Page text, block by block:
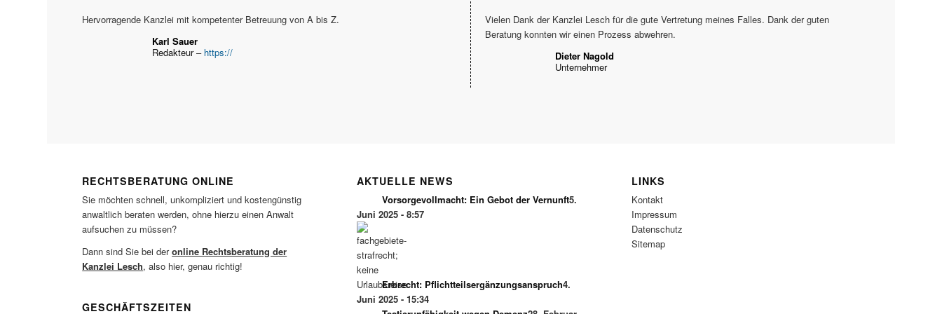
Hervorragende Kanzlei mit kompetenter Betreuung von A bis Z.
Karl Sauer
Redakteur– https://
Vielen Dank der Kanzlei Lesch für die gute Vertretung meines Falles. Dank der guten
Beratung konnten wir einen Prozess abwehren.
Dieter Nagold
Unternehmer
RECHTSBERATUNG ONLINE
Sie möchten schnell, unkompliziert und kostengünstig
anwaltlich beraten werden, ohne hierzu einen Anwalt
aufsuchen zu müssen?
Dann sind Sie bei deronline Rechtsberatung der
Kanzlei Lesch, also hier, genau richtig!
GESCHÄFTSZEITEN
AKTUELLE NEWS
Vorsorgevollmacht: Ein Gebot der Vernunft5.
Juni 2025 - 8:57
Erbrecht: Pflichtteilsergänzungsanspruch4.
Juni 2025 - 15:34
LINKS
Kontakt
Impressum
Datenschutz
Sitemap